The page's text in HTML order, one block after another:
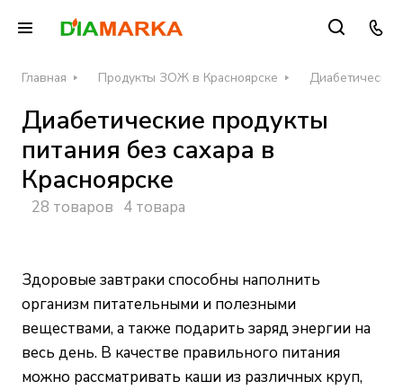
Главная Продукты ЗОЖ в Красноярске
Диабетические продукты
питания без сахара в
Красноярске
28 товаров 4 товара
Здоровые завтраки способны наполнить
организм питательными и полезными
веществами, а также подарить заряд энергии на
весь день. В качестве правильного питания
можно рассматривать каши из различных круп,